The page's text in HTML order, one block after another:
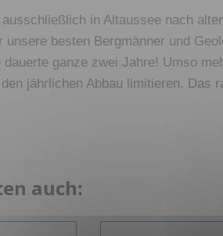
in Altaussee nach
besten Bergmänner und
ganze zwei Jahre! Umso
jährlichen Abbau limitieren. Das
auch: